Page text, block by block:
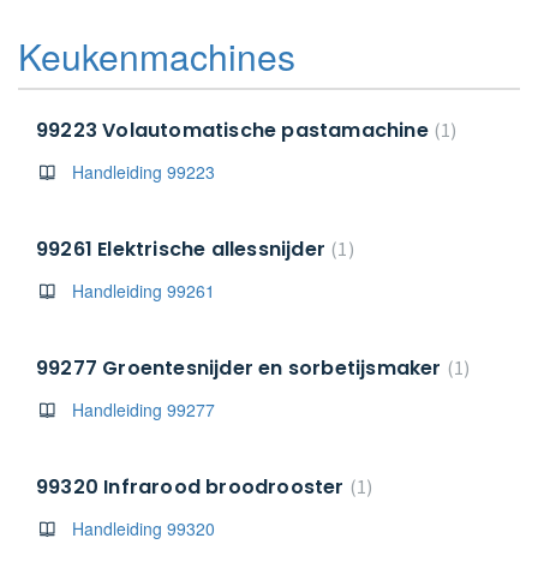
Keukenmachines
99223 Volautomatische pastamachine 1
Handleiding 99223
99261 Elektrische allessnijder 1
Handleiding 99261
99277 Groentesnijder en sorbetijsmaker
1
Handleiding 99277
99320 Infrarood broodrooster
1
Handleiding 99320